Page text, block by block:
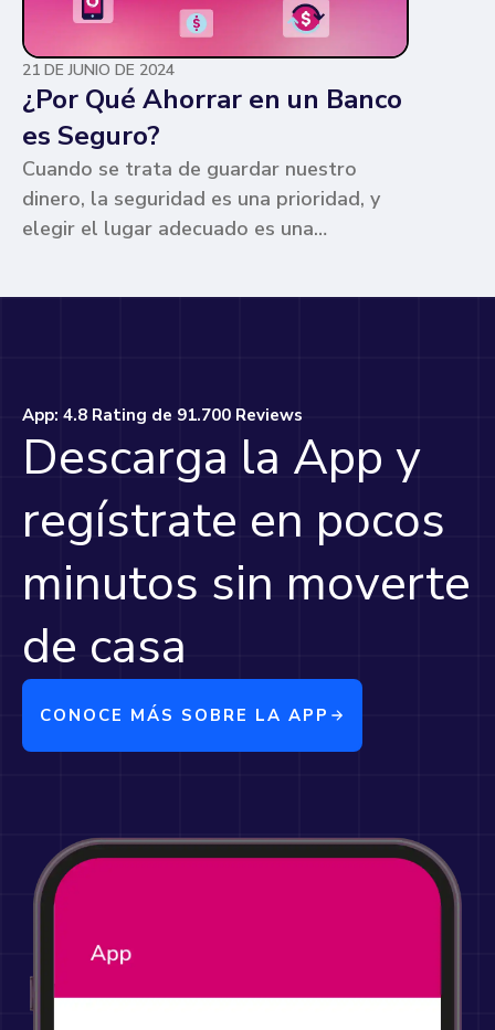
21 DE JUNIO DE 2024
¿Por Qué Ahorrar en un Banco
es Seguro?
Cuando se trata de guardar nuestro
dinero, la seguridad es una prioridad, y
elegir el lugar adecuado es una
App: 4.8 Rating de 91.700 Reviews
Descarga la App y
regístrate en pocos
minutos sin moverte
de casa
CONOCE MÁS SOBRE LA APP